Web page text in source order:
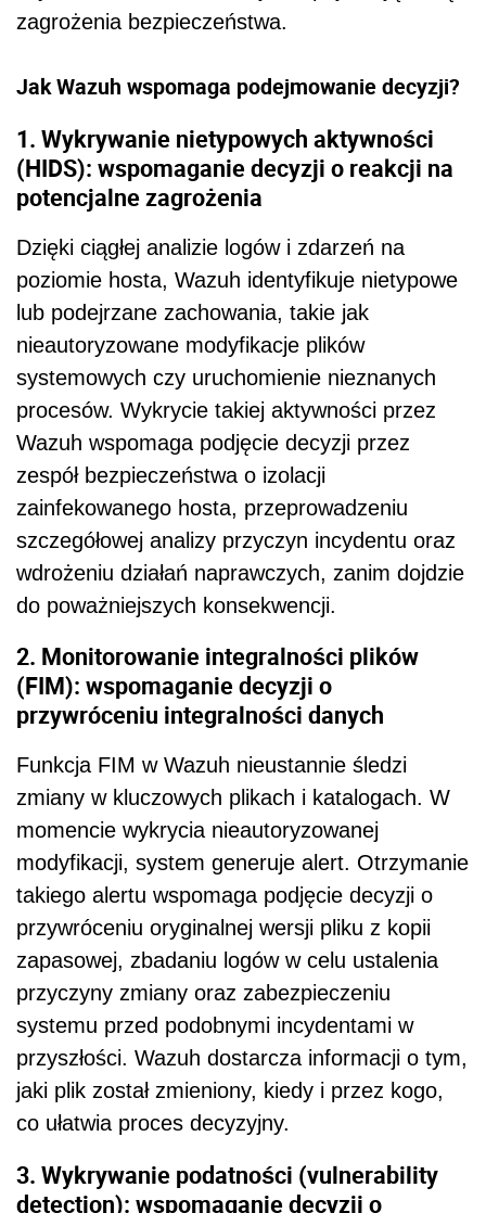
zagrożenia bezpieczeństwa.
Jak Wazuh wspomaga podejmowanie decyzji?
1. Wykrywanie nietypowych aktywności
(HIDS): wspomaganie decyzji o reakcji na
potencjalne zagrożenia
Dzięki ciągłej analizie logów i zdarzeń na
poziomie hosta, Wazuh identyfikuje nietypowe
lub podejrzane zachowania, takie jak
nieautoryzowane modyfikacje plików
systemowych czy uruchomienie nieznanych
procesów. Wykrycie takiej aktywności przez
Wazuh wspomaga podjęcie decyzji przez
zespół bezpieczeństwa o izolacji
zainfekowanego hosta, przeprowadzeniu
szczegółowej analizy przyczyn incydentu oraz
wdrożeniu działań naprawczych, zanim dojdzie
do poważniejszych konsekwencji.
2. Monitorowanie integralności plików
(FIM): wspomaganie decyzji o
przywróceniu integralności danych
Funkcja FIM w Wazuh nieustannie śledzi
zmiany w kluczowych plikach i katalogach. W
momencie wykrycia nieautoryzowanej
modyfikacji, system generuje alert. Otrzymanie
takiego alertu wspomaga podjęcie decyzji o
przywróceniu oryginalnej wersji pliku z kopii
zapasowej, zbadaniu logów w celu ustalenia
przyczyny zmiany oraz zabezpieczeniu
systemu przed podobnymi incydentami w
przyszłości. Wazuh dostarcza informacji o tym,
jaki plik został zmieniony, kiedy i przez kogo,
co ułatwia proces decyzyjny.
3. Wykrywanie podatności (vulnerability
detection): wspomaganie decyzji o